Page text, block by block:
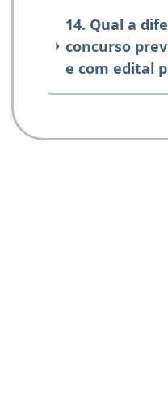
14. Qual a
concurso
e com edital